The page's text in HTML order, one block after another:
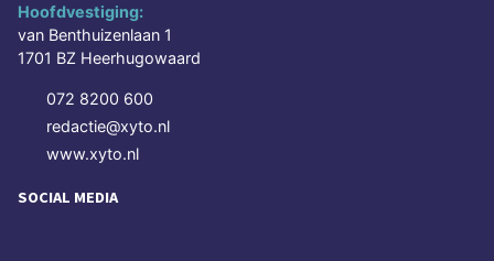
Hoofdvestiging:
van Benthuizenlaan 1
1701 BZ Heerhugowaard
072 8200 600
redactie@xyto.nl
www.xyto.nl
SOCIAL MEDIA